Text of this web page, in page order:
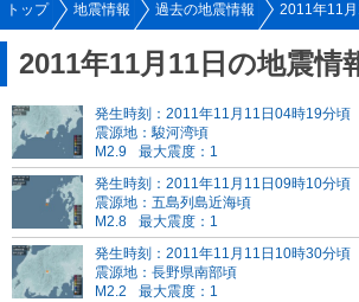
トップ 地震情報 過去の地震情報 2011年11月
2011年11月11日の地震情
発生時刻：2011年11月11日04時19分頃
震源地：駿河湾頃
M2.9
最大震度：1
発生時刻：2011年11月11日09時10分頃
震源地：五島列島近海頃
M2.8
最大震度：1
発生時刻：2011年11月11日10時30分頃
震源地：長野県南部頃
M2.2
最大震度：1